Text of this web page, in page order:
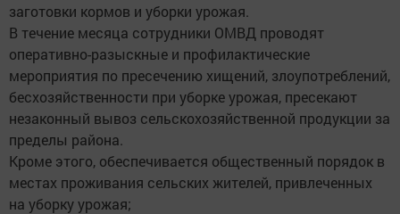
заготовки кормов и уборки урожая.
В течение месяца сотрудники ОМВД проводят
оперативно-разыскные и профилактические
мероприятия по пресечению хищений, злоупотреблений,
бесхозяйственности при уборке урожая, пресекают
незаконный вывоз сельскохозяйственной продукции за
пределы района.
Кроме этого, обеспечивается общественный порядок в
местах проживания сельских жителей, привлеченных
на уборку урожая;